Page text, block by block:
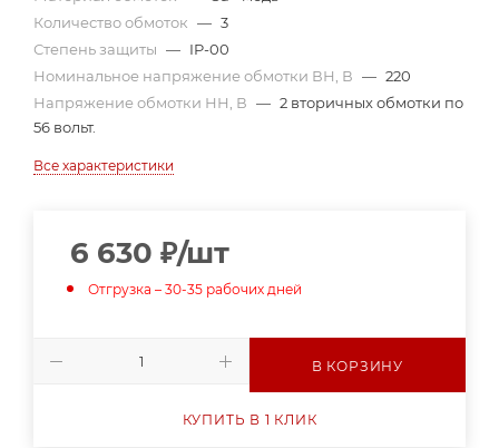
Количество обмоток — 3
Степень защиты — IP-00
Номинальное напряжение обмотки ВН, В — 220
Напряжение обмотки НН, В — 2 вторичных обмотки по
56 вольт.
Все характеристики
6 630 ₽/шт
Отгрузка – 30-35 рабочих дней
В КОРЗИНУ
КУПИТЬ В 1 КЛИК